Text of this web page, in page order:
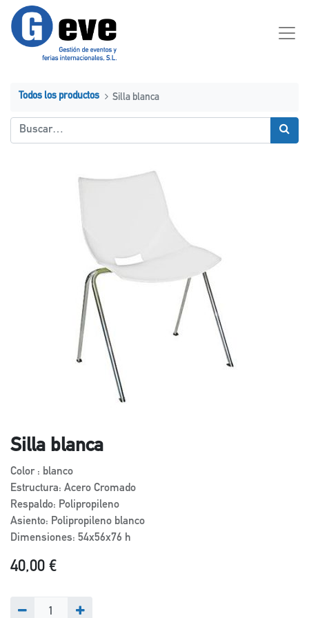
Todos los productos Silla blanca
Silla blanca
Color : blanco
Estructura: Acero Cromado
Respaldo: Polipropileno
Asiento: Polipropileno blanco
Dimensiones: 54x56x76 h
40,00 €